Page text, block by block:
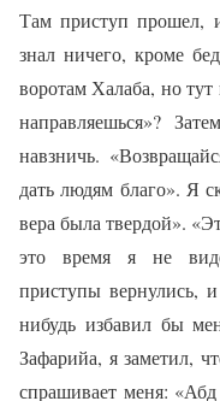
Там приступ прошел,
знал ничего, кроме
воротам Халаба, но
направляешься»?
навзничь.
дать людям благо». Я
вера была твердой».
это время я не
приступы вернулись,
нибудь избавил бы
Зафарийа, я заметил,
спрашивает меня: